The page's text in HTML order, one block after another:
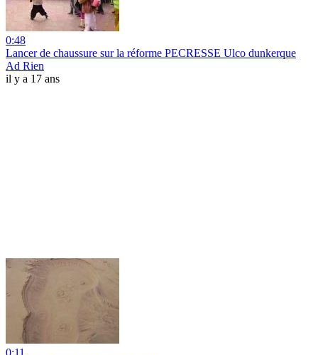
0:48
Lancer de chaussure sur la réforme PECRESSE Ulco dunkerque
Ad Rien
il y a 17 ans